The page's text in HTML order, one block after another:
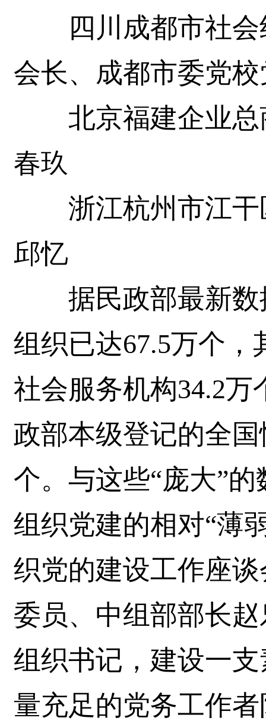
四川成都市社会
会长、成都市委党
北京福建企业总
春玖
浙江杭州市江干
邱忆
据民政部最新数
组织已达67.5万个，
社会服务机构34.2万
政部本级登记的全
个。与这些“庞大”
组织党建的相对“薄
织党的建设工作座
委员、中组部部长
组织书记，建设一
量充足的党务工作